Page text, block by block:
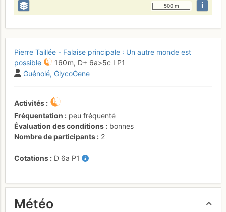
500 m i
Pierre Taillée - Falaise principale : Un autre monde est
possible
160 m, D+ 6a>5c I P1
Guénolé GlycoGene
Activités
Fréquentation
peu fréquenté
Évaluation des conditions
bonnes
Nombre de participants
2
Cotations D 6a P1
Météo